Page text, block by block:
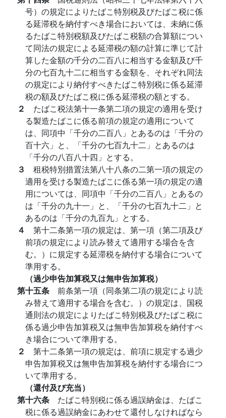
号）の規定によりたばこ特別税及びたばこ税に係
る延滞税を納付すべき場合においては、未納に係
るたばこ特別税額及びたばこ税額の合算額につい
て同法の規定による延滞税の額の計算に準じて計
算した金額の千分の二百八に相当する金額及び千
分の七百九十二に相当する金額を、それぞれ同法
の規定により納付すべきたばこ特別税に係る延滞
税の額及びたばこ税に係る延滞税の額とする。
２ たばこ税法第十一条第二項の規定の適用を受け
る製造たばこに係る前項の規定の適用について
は、同項中「千分の二百八」とあるのは「千分の
百十六」と、「千分の七百九十二」とあるのは
「千分の八百八十四」とする。
３ 租税特別措置法第八十八条の二第一項の規定の
適用を受ける製造たばこに係る第一項の規定の適
用については、同項中「千分の二百八」とあるの
は「千分の九十一」と、「千分の七百九十二」と
あるのは「千分の九百九」とする。
４ 第十二条第一項の規定は、第一項（第二項及び
前項の規定により読み替えて適用する場合を含
む。）に規定する延滞税を納付する場合について
準用する。
（過少申告加算税又は無申告加算税）
第十五条 前条第一項（同条第二項の規定により読
み替えて適用する場合を含む。）の規定は、国税
通則法の規定によりたばこ特別税及びたばこ税に
係る過少申告加算税又は無申告加算税を納付すべ
き場合について準用する。
２ 第十二条第一項の規定は、前項に規定する過少
申告加算税又は無申告加算税を納付する場合につ
いて準用する。
（還付及び充当）
第十六条 たばこ特別税に係る過誤納金は、たばこ
税に係る過誤納金にあわせて還付しなければなら